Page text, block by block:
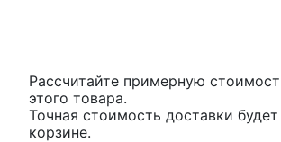
Рассчитайте примерную
этого товара.
Точная стоимость доставки будет
корзине.